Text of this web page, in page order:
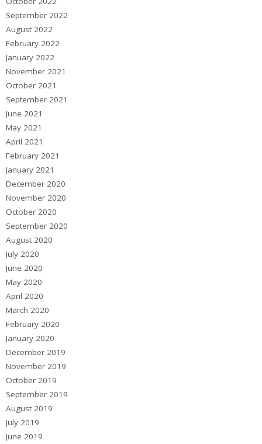
September 2022
August 2022
February 2022
January 2022
November 2021
October 2021
September 2021
June 2021
May 2021
April 2021
February 2021
January 2021
December 2020
November 2020
October 2020
September 2020
August 2020
July 2020
June 2020
May 2020
April 2020
March 2020
February 2020
January 2020
December 2019
November 2019
October 2019
September 2019
August 2019
July 2019
June 2019